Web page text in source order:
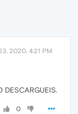
2020, 4:21 PM
0